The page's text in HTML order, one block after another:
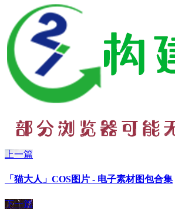
上一篇
「猫大人」COS图片 - 电子素材图包合集
下一篇